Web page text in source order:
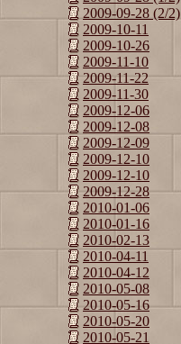
2009-09-28 (2/2)
2009-10-11
2009-10-26
2009-11-10
2009-11-22
2009-11-30
2009-12-06
2009-12-08
2009-12-09
2009-12-10
2009-12-10
2009-12-28
2010-01-06
2010-01-16
2010-02-13
2010-04-11
2010-04-12
2010-05-08
2010-05-16
2010-05-20
2010-05-21